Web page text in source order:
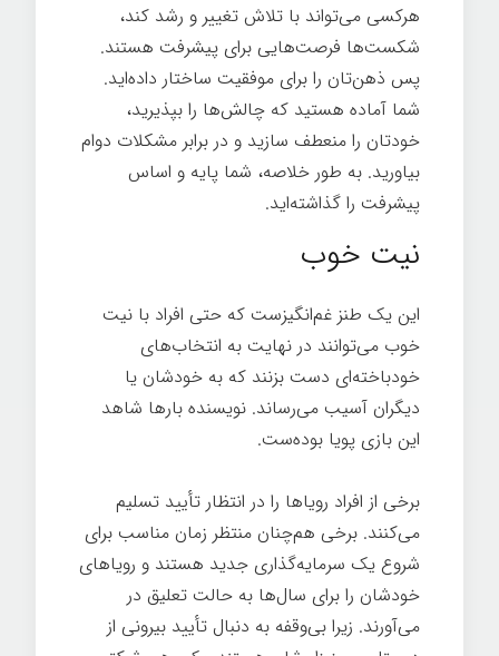
هرکسی می‌تواند با تلاش تغییر و رشد کند،
شکست‌ها فرصت‌هایی برای پیشرفت هستند.
پس ذهن‌تان را برای موفقیت ساختار داده‌اید.
شما آماده هستید که چالش‌ها را بپذیرید،
خودتان را منعطف سازید و در برابر مشکلات دوام
بیاورید. به طور خلاصه، شما پایه و اساس
پیشرفت را گذاشته‌اید.
نیت خوب
این یک طنز غم‌انگیزست که حتی افراد با نیت
خوب می‌توانند در نهایت به انتخاب‌های
خودباخته‌ای دست بزنند که به خودشان یا
دیگران آسیب می‌رساند. نویسنده بارها شاهد
این بازی پویا بوده‌ست.
برخی از افراد رویاها را در انتظار تأیید تسلیم
می‌کنند. برخی هم‌چنان منتظر زمان مناسب برای
شروع یک سرمایه‌گذاری جدید هستند و رویاهای
خودشان را برای سال‌ها به حالت تعلیق در
می‌آورند. زیرا بی‌وقفه به دنبال تأیید بیرونی از